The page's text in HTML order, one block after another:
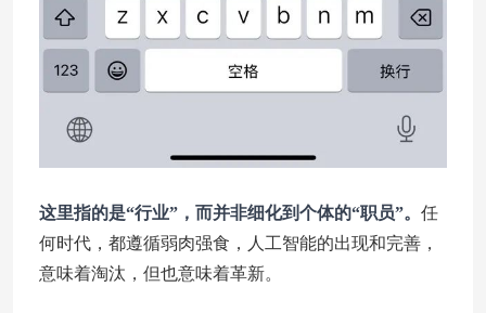
这里指的是“行业”，而并非细化到个体的“职员”。 任
何时代，都遵循弱肉强食，人工智能的出现和完善，
意味着淘汰，但也意味着革新。